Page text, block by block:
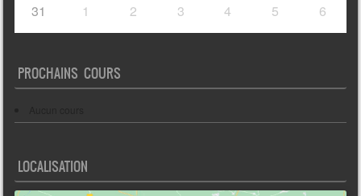
31 1 2 3 4 5 6
PROCHAINS COURS
LOCALISATION